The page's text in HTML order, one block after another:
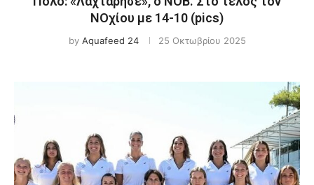
ΝΟχίου με 14-10 (pics)
by Aquafeed 24 25 Οκτωβρίου 2025